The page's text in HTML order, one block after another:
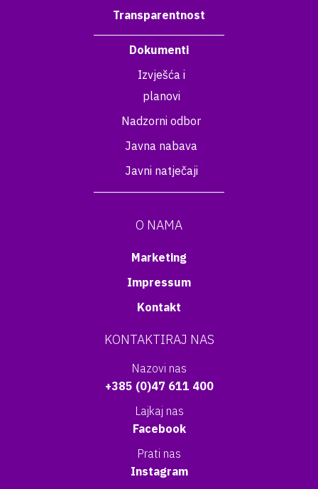
Transparentnost
Dokumenti
Izvješća i
planovi
Nadzorni odbor
Javna nabava
Javni natječaji
O NAMA
Marketing
Impressum
Kontakt
KONTAKTIRAJ NAS
Nazovi nas
+385 (0)47 611 400
Lajkaj nas
Facebook
Prati nas
Instagram